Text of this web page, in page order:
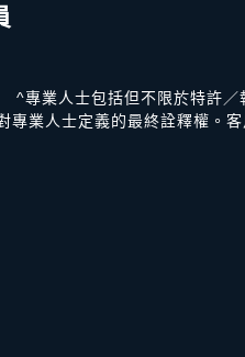
^專業人士包括但不限於特許／
專業人士定義的最終詮釋權。